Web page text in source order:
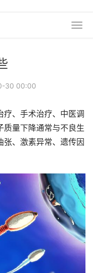
30 00:00
疗、手术治疗、中医调
质量下降通常与不良生
、激素异常、遗传因